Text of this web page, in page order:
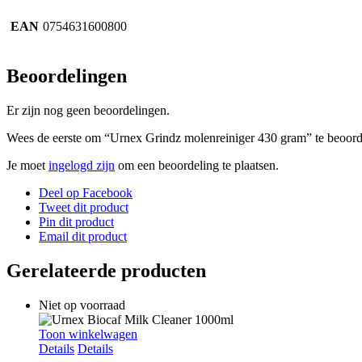
EAN 0754631600800
Beoordelingen
Er zijn nog geen beoordelingen.
Wees de eerste om “Urnex Grindz molenreiniger 430 gram” te
Je moet ingelogd zijn om een beoordeling te plaatsen.
Deel op Facebook
Tweet dit product
Pin dit product
Email dit product
Gerelateerde producten
Niet op voorraad
Toon winkelwagen
Details Details